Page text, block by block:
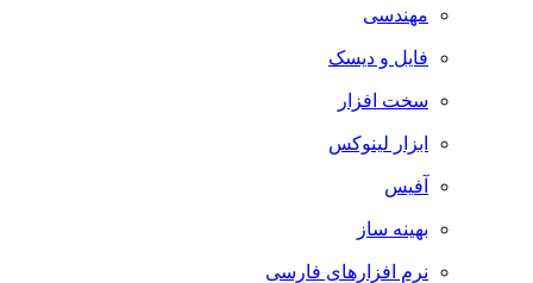
مهندسی
فایل و دیسک
سخت افزار
ابزار لینوکس
آفیس
بهینه ساز
نرم افزارهای فارسی